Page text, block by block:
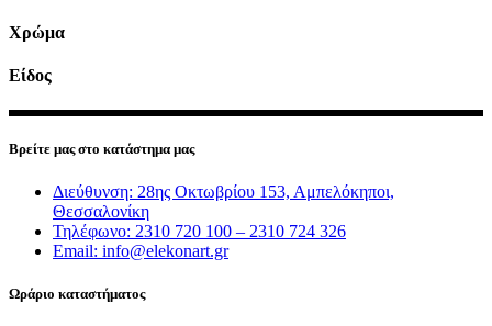
Χρώμα
Είδος
Βρείτε μας στο κατάστημα μας
Διεύθυνση: 28ης Οκτωβρίου 153, Αμπελόκηποι,
Θεσσαλονίκη
Τηλέφωνο: 2310 720 100 – 2310 724 326
Email: info@elekonart.gr
Ωράριο καταστήματος